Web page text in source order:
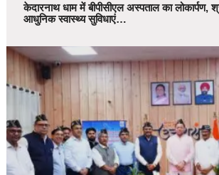
केदारनाथ धाम में बीपीसीएल अस्पताल का लोकार्पण,
आधुनिक स्वास्थ्य सुविधाएं…